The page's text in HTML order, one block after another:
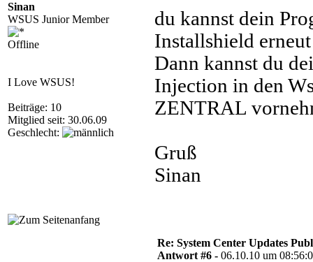
Sinan
WSUS Junior Member
Offline
I Love WSUS!
Beiträge: 10
Mitglied seit: 30.06.09
Geschlecht:
du kannst dein
Installshield
Dann kannst du
Injection in den
ZENTRAL
Gruß
Sinan
Re: System Center Updates
Antwort #6 - 06.10.10 um